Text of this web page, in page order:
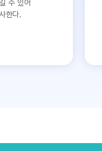
수 있어
한다.